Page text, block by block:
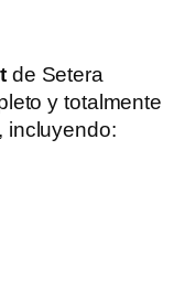
de Setera
y totalmente
, incluyendo: